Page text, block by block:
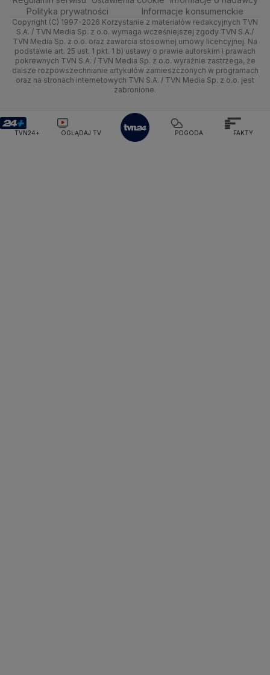
Śródmieście
Targówek
Ursus
Wawer
Lublin
Lubuskie
Olsztyn
Rzeszów
Handel
Ze świata
Tech
Moto
Turystyka
Polska
Prognoza
Świat
Nauka
Podróże
Sporty zimowe
Lekkoatletyka
Siatkówka
F1
Polityka
Zdrowie
Tech
Nauka
Wyślij zgłoszenie
Dzień Dobry TVN
Uwaga TVN
HGTV
TVN Turbo
TVN7
Centrum pomocy
Test zgodności
Oglądaj na TV
Zrealizuj voucher
Polityka prywatności
Informacje konsumenckie
Copyright (C) 1997-2026 Korzystanie z materiałów redakcyjnych TVN
S.A. / TVN Media Sp. z o.o. wymaga wcześniejszej zgody TVN S.A./
TVN Media Sp. z o.o. oraz zawarcia stosownej umowy licencyjnej. Na
podstawie art. 25 ust. 1 pkt. 1 b) ustawy o prawie autorskim i prawach
pokrewnych TVN S.A. / TVN Media Sp. z o.o. wyraźnie zastrzega, że
dalsze rozpowszechnianie artykułów zamieszczonych w programach
oraz na stronach internetowych TVN S.A. / TVN Media Sp. z o.o. jest
zabronione.
TVN24+ OGLĄDAJ TV POGODA FAKTY